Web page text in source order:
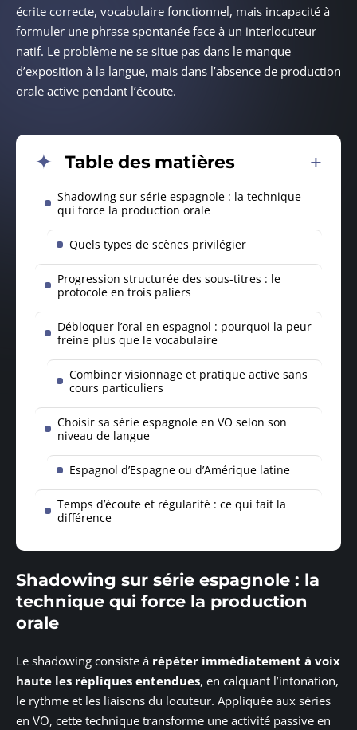
écrite correcte, vocabulaire fonctionnel, mais incapacité à
formuler une phrase spontanée face à un interlocuteur
natif. Le problème ne se situe pas dans le manque
d’exposition à la langue, mais dans l’absence de production
orale active pendant l’écoute.
Table des matières
Shadowing sur série espagnole : la technique
qui force la production orale
Quels types de scènes privilégier
Progression structurée des sous-titres : le
protocole en trois paliers
Débloquer l’oral en espagnol : pourquoi la peur
freine plus que le vocabulaire
Combiner visionnage et pratique active sans
cours particuliers
Choisir sa série espagnole en VO selon son
niveau de langue
Espagnol d’Espagne ou d’Amérique latine
Temps d’écoute et régularité : ce qui fait la
différence
Shadowing sur série espagnole : la
technique qui force la production
orale
Le shadowing consiste à répéter immédiatement à voix
haute les répliques entendues, en calquant l’intonation,
le rythme et les liaisons du locuteur. Appliquée aux séries
en VO, cette technique transforme une activité passive en